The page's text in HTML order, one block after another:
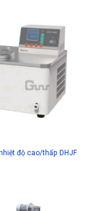
độ cao/thấp DHJF